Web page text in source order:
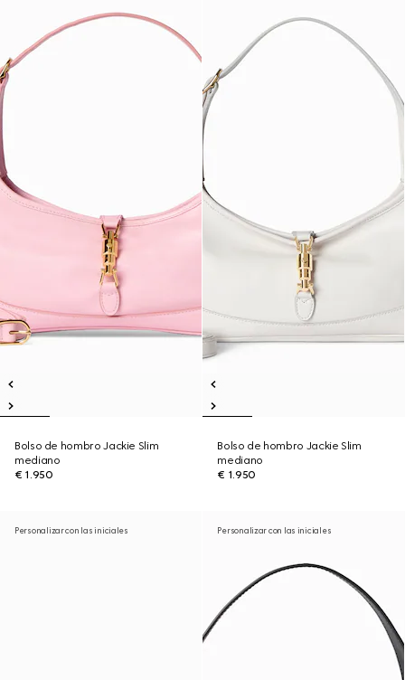
Bolso de hombro Jackie Slim
mediano
€ 1.950
Bolso de hombro Jackie Slim
mediano
€ 1.950
Personalizar con las iniciales Personalizar con las iniciales